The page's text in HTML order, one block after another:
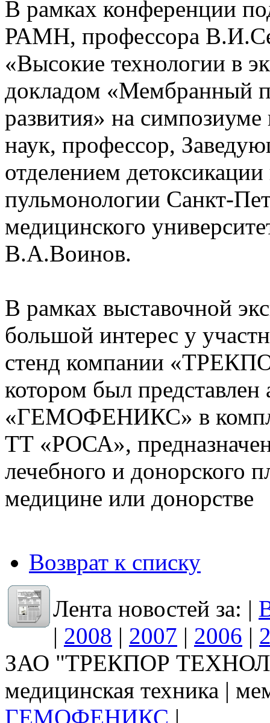
В рамках конференции
РАМН, профессора
«Высокие технологии в
докладом «Мембранный
развития» на
наук, профессор,
отделением
пульмонологии Санкт-
медицинского
В.А.Воинов.
В рамках выставочной
большой интерес у
стенд компании
котором был
«ГЕМОФЕНИКС» в
ТТ «РОСА»,
лечебного и донорского
медицине или донорстве
Возврат к списку
Лента новостей за: |
| 2008 | 2007 | 2006 |
ЗАО "ТРЕКПОР
медицинская техника |
ГЕМОФЕНИКС |